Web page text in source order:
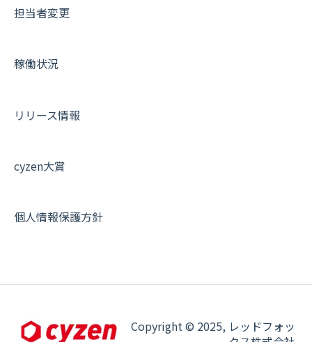
商品
お知らせ
商品
契約・その他
メンバー画面について
その他よくある質問
担当者変更
稼働状況
リリース情報
cyzen大賞
個人情報保護方針
Copyright © 2025, レッドフォッ